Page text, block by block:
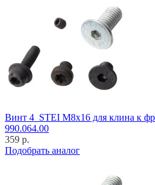
Винт 4_STEI M8x16 для клина к
990.064.00
359 р.
Подобрать аналог